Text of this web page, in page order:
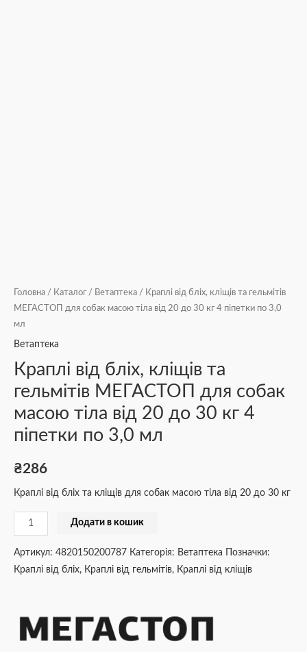
Головна / Каталог / Ветаптека / Краплі від бліх, кліщів та гельмітів
МЕГАСТОП для собак масою тіла від 20 до 30 кг 4 піпетки по 3,0
мл
Ветаптека
Краплі від бліх, кліщів та
гельмітів МЕГАСТОП для собак
масою тіла від 20 до 30 кг 4
піпетки по 3,0 мл
₴286
Краплі від бліх та кліщів для собак масою тіла від 20 до 30 кг
Додати в кошик
Артикул: 4820150200787 Категорія: Ветаптека
Позначки:
Краплі від бліх, Краплі від гельмітів, Краплі від кліщів